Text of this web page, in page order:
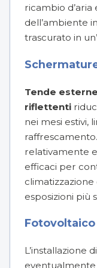
ricambio d’aria
dell’ambiente
trascurato in
Tende
riflettenti
nei mesi estivi,
relativamente
efficaci per
esposizioni più
L’installazione di